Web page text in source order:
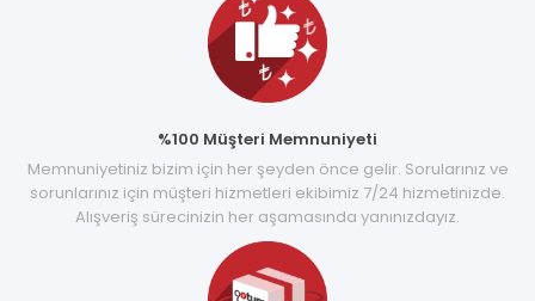
%100 Müşteri Memnuniyeti
Memnuniyetiniz bizim için her şeyden önce gelir. Sorularınız ve
sorunlarınız için müşteri hizmetleri ekibimiz 7/24 hizmetinizde.
Alışveriş sürecinizin her aşamasında yanınızdayız.